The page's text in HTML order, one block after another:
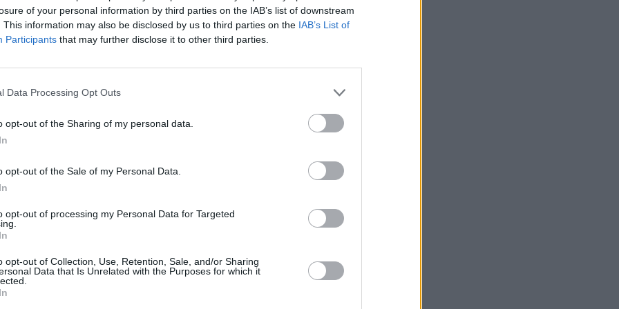
of your personal information by third parties on the IAB’s list of downstream
This information may also be disclosed by us to third parties on the IAB’s List of
Participants that may further disclose it to other third parties.
Data Processing Opt Outs
opt-out of the Sharing of my personal data.
opt-out of the Sale of my Personal Data.
opt-out of processing my Personal Data for Targeted
opt-out of Collection, Use, Retention, Sale, and/or Sharing
Data that Is Unrelated with the Purposes for which it
Florianópolis y Brasil
(en la plataforma gruposviajeros.com), y
y Brasil.
preguntar dudas, etc. y chatear
Brasil.
al grupo
gruposviajeros.com)